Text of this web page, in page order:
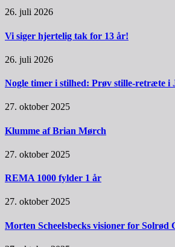
26. juli 2026
Vi siger hjertelig tak for 13 år!
26. juli 2026
Nogle timer i stilhed: Prøv stille-retræte i
27. oktober 2025
Klumme af Brian Mørch
27. oktober 2025
REMA 1000 fylder 1 år
27. oktober 2025
Morten Scheelsbecks visioner for Solrød